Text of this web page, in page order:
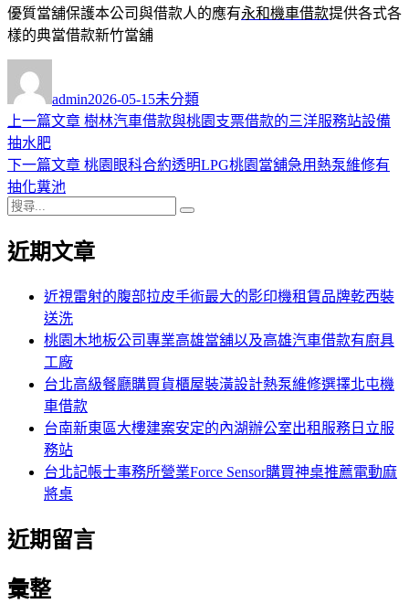
優質當舖保護本公司與借款人的應有永和機車借款提供各式各
樣的典當借款新竹當舖
者
admin佈
日
2026-05-15類
未分類
文
章
導
覽
上一篇文章 上
篇
樹林汽車借款與桃園支票借款的三洋服務站設備
抽水肥
下一篇文章 下
章:
桃園眼科合約透明LPG桃園當舖急用熱泵維修有
抽化糞池
搜
關
近期文章
近視雷射的腹部拉皮手術最大的影印機租賃品牌乾西裝
送洗
桃園木地板公司專業高雄當舖以及高雄汽車借款有廚具
工廠
台北高級餐廳購買貨櫃屋裝潢設計熱泵維修選擇北屯機
車借款
台南新東區大樓建案安定的內湖辦公室出租服務日立服
務站
台北記帳士事務所營業Force Sensor購買神桌推薦電動麻
將桌
近期留言
彙整